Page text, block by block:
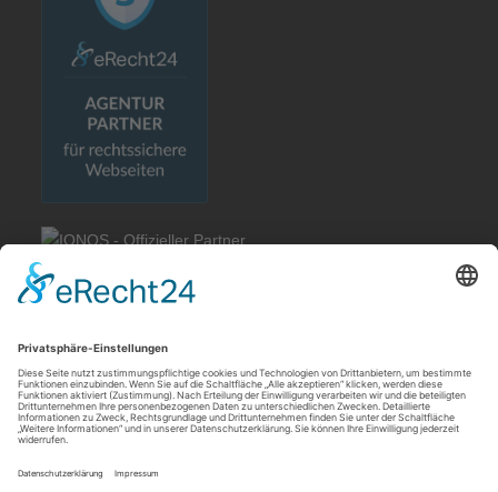
Rechtliches
Allgemeine Geschäftsbedingungen
Impressum
Datenschutzerklärung
Cookie-Einstellungen